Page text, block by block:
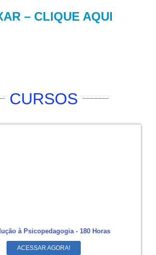
– CLIQUE AQUI
CURSOS
à Psicopedagogia - 180 Horas
ACESSAR AGORA!